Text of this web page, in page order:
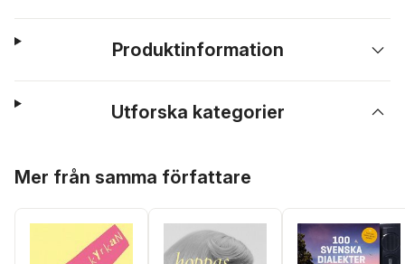
Produktinformation
Utforska kategorier
Mer från samma författare